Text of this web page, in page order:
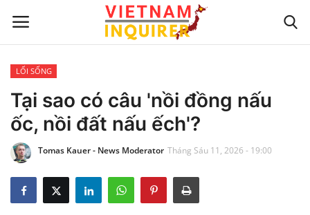
Trang chủ
Liên hệ
TIN TỨC THẾ GIỚI
CẬP NHẬT
LỐI SỐNG
Tại sao có câu 'nồi đồng nấu
ốc, nồi đất nấu ếch'?
Tomas Kauer - News Moderator Tháng Sáu 11, 2026 - 19:00